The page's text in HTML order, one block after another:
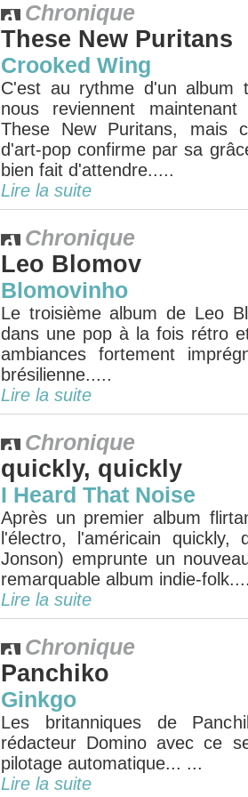
Chronique
These New Puritans
Crooked Wing
C'est au rythme d'un album
nous reviennent
These New Puritans, mais
d'art-pop confirme par sa
bien fait d'attendre.....
Lire la suite
Chronique
Leo Blomov
Blomovinho
Le troisième album de Leo
dans une pop à la fois rétro
ambiances fortement
brésilienne.....
Lire la suite
Chronique
quickly, quickly
I Heard That Noise
Après un premier album
l'électro, l'américain quickly,
Jonson) emprunte un
remarquable album indie-
Lire la suite
Chronique
Panchiko
Ginkgo
Les britanniques de
rédacteur Domino avec ce
pilotage automatique... ...
Lire la suite